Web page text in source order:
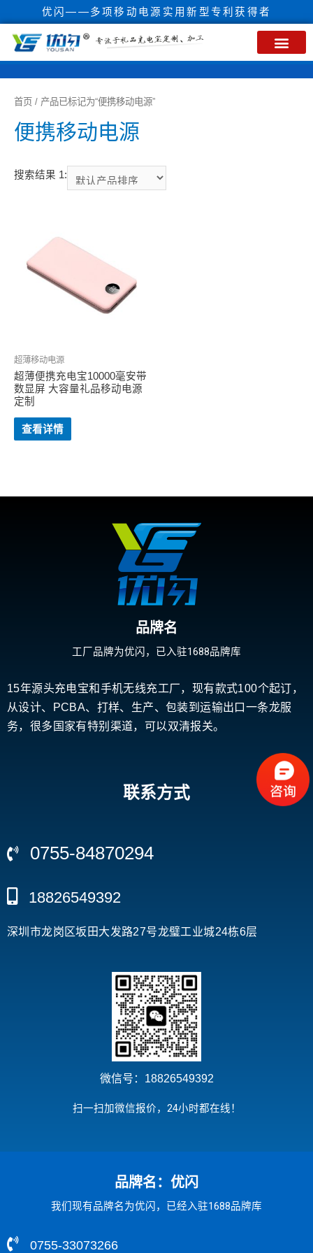
优闪——多项移动电源实用新型专利获得者
首页 / 产品已标记为“便携移动电源”
便携移动电源
搜索结果 1:
超薄移动电源
超薄便携充电宝10000毫安带
数显屏 大容量礼品移动电源
定制
查看详情
品牌名
工厂品牌为优闪，已入驻1688品牌库
15年源头充电宝和手机无线充工厂，现有款式100个起订，
从设计、PCBA、打样、生产、包装到运输出口一条龙服
务，很多国家有特别渠道，可以双清报关。
联系方式
0755-84870294
18826549392
深圳市龙岗区坂田大发路27号龙璧工业城24栋6层
微信号：18826549392
扫一扫加微信报价，24小时都在线！
品牌名：优闪
我们现有品牌名为优闪，已经入驻1688品牌库
0755-33073266